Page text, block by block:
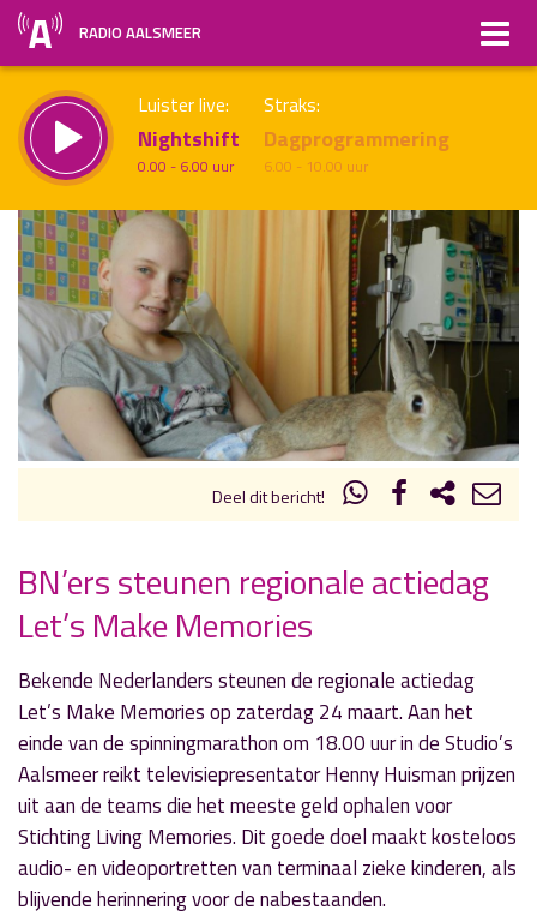
RADIO AALSMEER
Luister live:
Nightshift
0.00 - 6.00 uur
Straks:
Dagprogrammering
6.00 - 10.00 uur
Vorig uur Volgend uur
Inklappen
Deel dit bericht!
« Vorig nieuwsbericht
Het b-klusteam op pad voor ‘Let’s Make
Memories’
12 maart 2018
» Volgend nieuwsbericht
Fijnstof absorberende planten geplant in Green
Park
13 maart 2018
BN’ers steunen regionale actiedag
Let’s Make Memories
Bekende Nederlanders steunen de regionale actiedag
Let’s Make Memories op zaterdag 24 maart. Aan het
einde van de spinningmarathon om 18.00 uur in de Studio’s
Aalsmeer reikt televisiepresentator Henny Huisman prijzen
uit aan de teams die het meeste geld ophalen voor
Stichting Living Memories. Dit goede doel maakt kosteloos
audio- en videoportretten van terminaal zieke kinderen, als
blijvende herinnering voor de nabestaanden.